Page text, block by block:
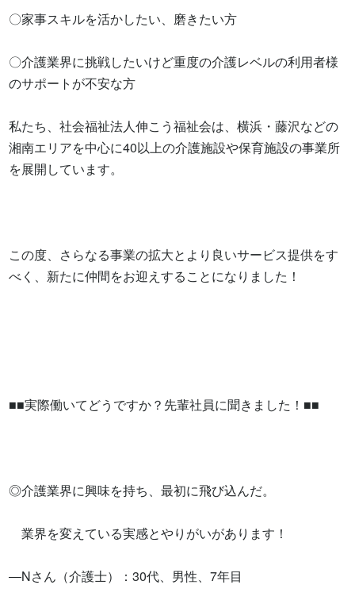
〇家事スキルを活かしたい、磨きたい方
〇介護業界に挑戦したいけど重度の介護レベルの利用者様
のサポートが不安な方
私たち、社会福祉法人伸こう福祉会は、横浜・藤沢などの
湘南エリアを中心に40以上の介護施設や保育施設の事業所
を展開しています。
この度、さらなる事業の拡大とより良いサービス提供をす
べく、新たに仲間をお迎えすることになりました！
■■実際働いてどうですか？先輩社員に聞きました！■■
◎介護業界に興味を持ち、最初に飛び込んだ。
業界を変えている実感とやりがいがあります！
―Nさん（介護士）：30代、男性、7年目